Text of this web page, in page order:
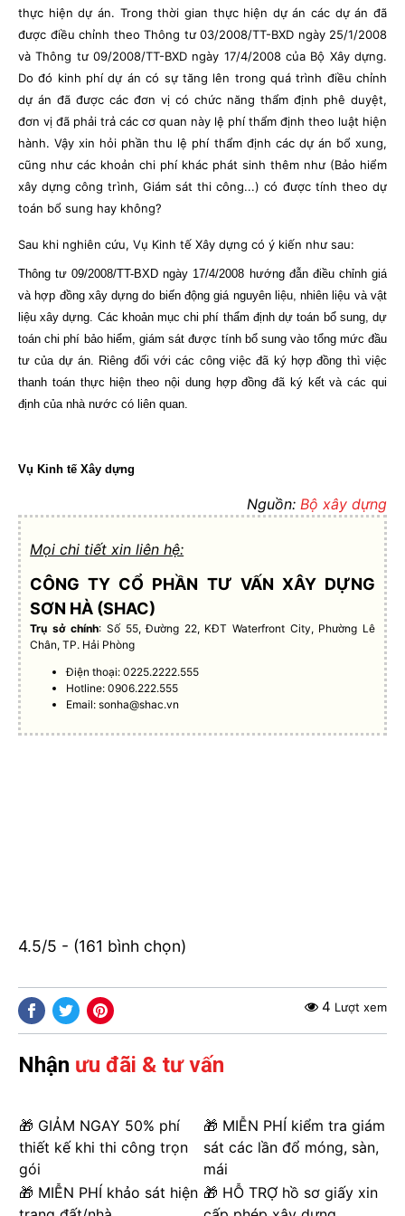
thực hiện dự án. Trong thời gian thực hiện dự án các dự án đã
được điều chỉnh theo Thông tư 03/2008/TT-BXD ngày 25/1/2008
và Thông tư 09/2008/TT-BXD ngày 17/4/2008 của Bộ Xây dựng.
Do đó kinh phí dự án có sự tăng lên trong quá trình điều chỉnh
dự án đã được các đơn vị có chức năng thẩm định phê duyệt,
đơn vị đã phải trả các cơ quan này lệ phí thẩm định theo luật hiện
hành. Vậy xin hỏi phần thu lệ phí thẩm định các dự án bổ xung,
cũng như các khoản chi phí khác phát sinh thêm như (Bảo hiểm
xây dựng công trình, Giám sát thi công...) có được tính theo dự
toán bổ sung hay không?
Sau khi nghiên cứu, Vụ Kinh tế Xây dựng có ý kiến như sau:
Thông tư 09/2008/TT-BXD ngày 17/4/2008 hướng đẫn điều chỉnh giá
và hợp đồng xây dựng do biến động giá nguyên liệu, nhiên liệu và vật
liệu xây dựng. Các khoản mục chi phí thẩm định dự toán bổ sung, dự
toán chi phí bảo hiểm, giám sát được tính bổ sung vào tổng mức đầu
tư của dự án. Riêng đối với các công việc đã ký hợp đồng thì việc
thanh toán thực hiện theo nội dung hợp đồng đã ký kết và các qui
định của nhà nước có liên quan.
Vụ Kinh tế Xây dựng
Nguồn: Bộ xây dựng
Mọi chi tiết xin liên hệ:
CÔNG TY CỔ PHẦN TƯ VẤN XÂY DỰNG
SƠN HÀ (SHAC)
Trụ sở chính: Số 55, Đường 22, KĐT Waterfront City, Phường Lê
Chân, TP. Hải Phòng
Điện thoại: 0225.2222.555
Hotline: 0906.222.555
Email:sonha@shac.vn
4.5/5 - (161 bình chọn)
4 Lượt xem
Nhận ưu đãi & tư vấn
🎁 GIẢM NGAY 50% phí
thiết kế khi thi công trọn
gói
🎁 MIỄN PHÍ kiểm tra giám
sát các lần đổ móng, sàn,
mái
🎁 MIỄN PHÍ khảo sát hiện 🎁 HỖ TRỢ hồ sơ giấy xin